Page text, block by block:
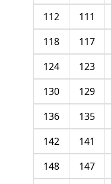
111
112
117
118
123
124
129
130
135
136
141
142
147
148